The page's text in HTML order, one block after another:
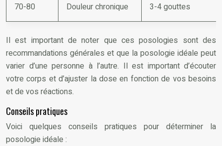
70-80 Douleur chronique 3-4 gouttes
Il est important de noter que ces posologies sont des
recommandations générales et que la posologie idéale peut
varier d’une personne à l’autre. Il est important d’écouter
votre corps et d’ajuster la dose en fonction de vos besoins
et de vos réactions.
Conseils pratiques
Voici quelques conseils pratiques pour déterminer la
posologie idéale :